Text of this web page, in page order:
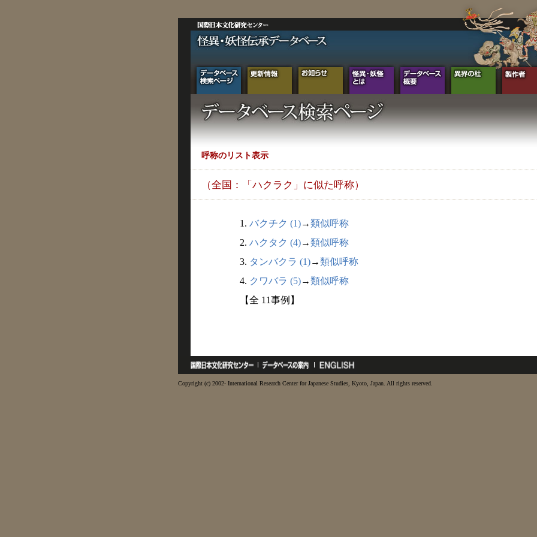
呼称のリスト表示
（全国：「ハクラク」に似た呼称）
1. バクチク (1)→類似呼称
2. ハクタク (4)→類似呼称
3. タンバクラ (1)→類似呼称
4. クワバラ (5)→類似呼称
【全 11事例】
Copyright (c) 2002- International Research Center for Japanese Studies, Kyoto, Japan. All rights reserved.